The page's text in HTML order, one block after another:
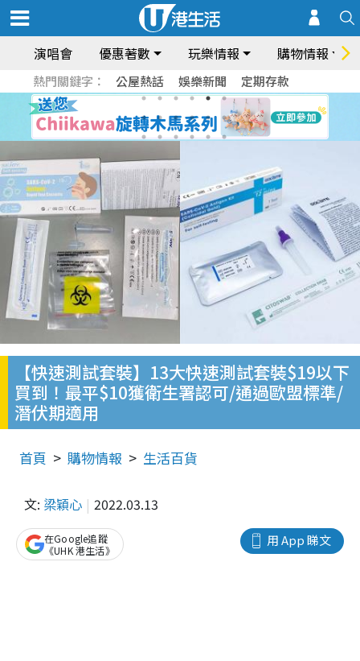
演唱會 優惠著數 玩樂情報 購物情報
熱門關鍵字： 公屋熱話 娛樂新聞 定期存款
【快速測試套裝】13大快速測試套裝$19以下
買到！最平$10獲衛生署認可/通過歐盟標準/
潛伏期適用
首頁 購物情報 生活百貨
文: 梁穎心 2022.03.13
用 App 睇文
在Google追蹤
《UHK 港生活》